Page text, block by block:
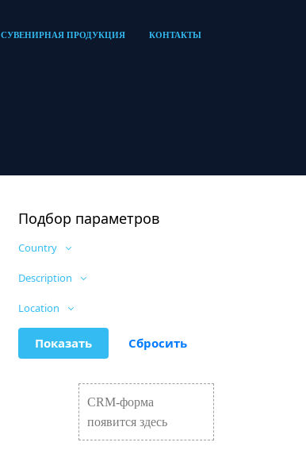
СУВЕНИРНАЯ ПРОДУКЦИЯ КОНТАКТЫ
Подбор параметров
Сountry
Description
Location
CRM-форма
появится здесь